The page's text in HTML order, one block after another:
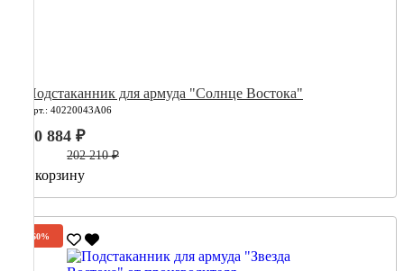
Подстаканник для армуда "Солнце Востока"
Арт.: 40220043А06
80 884 ₽
202 210 ₽
В корзину
-60%